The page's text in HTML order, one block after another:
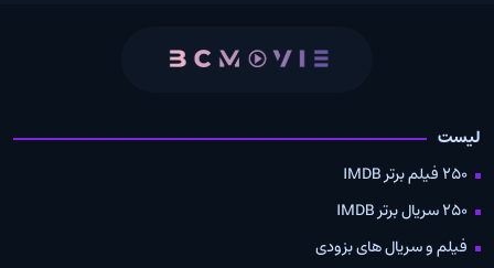
لیست
250 فیلم برتر IMDB
250 سریال برتر IMDB
فیلم و سریال های بزودی